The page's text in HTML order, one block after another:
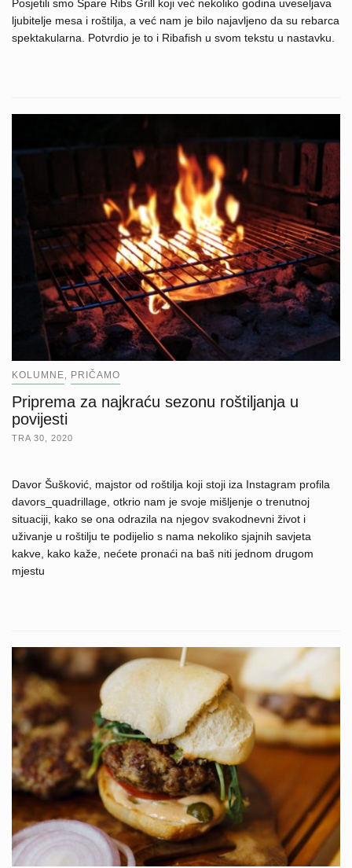
Posjetili smo Spare Ribs Grill koji već nekoliko godina uveseljava
ljubitelje mesa i roštilja, a već nam je bilo najavljeno da su rebarca
spektakularna. Potvrdio je to i Ribafish u svom tekstu u nastavku.
KOLUMNE PRIČAMO
Priprema za najkraću sezonu roštiljanja u
povijesti
TRA 30, 2020
Davor Šušković, majstor od roštilja koji stoji iza Instagram profila
davors_quadrillage, otkrio nam je svoje mišljenje o trenutnoj
situaciji, kako se ona odrazila na njegov svakodnevni život i
uživanje u roštilju te podijelio s nama nekoliko sjajnih savjeta
kakve, kako kaže, nećete pronaći na baš niti jednom drugom
mjestu